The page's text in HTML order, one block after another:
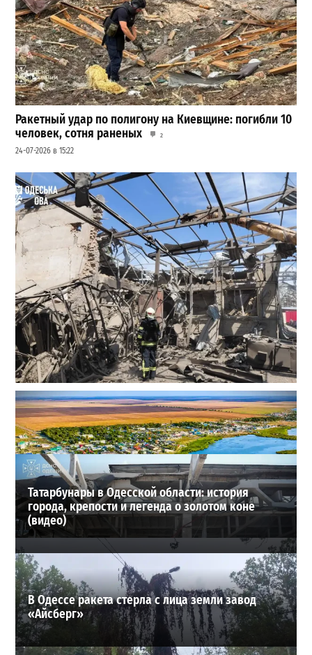
Ракетный удар по полигону на Киевщине: погибли 10
человек, сотня раненых
2
24-07-2026 в 15:22
В Одессе выросло число пострадавших после атаки
реактивных дронов (фото)
2
24-07-2026 в 14:29
ВИБОР РЕДАКЦИИ
Татарбунары в Одесской области: история
города, крепости и легенда о золотом коне
(видео)
В Одессе ракета стерла с лица земли завод
«Айсберг»